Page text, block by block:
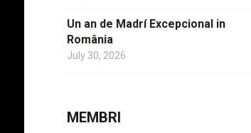
Un an de Madrí Excepcional in
România
July 30, 2026
MEMBRI